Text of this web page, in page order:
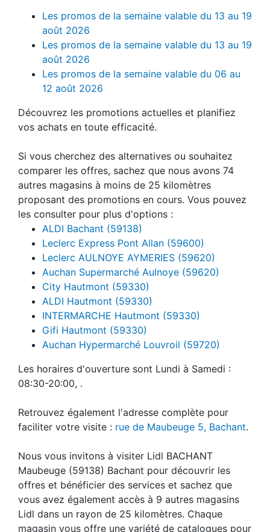
Les promos de la semaine valable du 13 au 19
août 2026
Les promos de la semaine valable du 13 au 19
août 2026
Les promos de la semaine valable du 06 au
12 août 2026
Découvrez les promotions actuelles et planifiez
vos achats en toute efficacité.
Si vous cherchez des alternatives ou souhaitez
comparer les offres, sachez que nous avons 74
autres magasins à moins de 25 kilomètres
proposant des promotions en cours. Vous pouvez
les consulter pour plus d'options :
ALDI Bachant (59138)
Leclerc Express Pont Allan (59600)
Leclerc AULNOYE AYMERIES (59620)
Auchan Supermarché Aulnoye (59620)
City Hautmont (59330)
ALDI Hautmont (59330)
INTERMARCHE Hautmont (59330)
Gifi Hautmont (59330)
Auchan Hypermarché Louvroil (59720)
Les horaires d'ouverture sont Lundi à Samedi :
08:30-20:00, .
Retrouvez également l'adresse complète pour
faciliter votre visite : rue de Maubeuge 5, Bachant.
Nous vous invitons à visiter Lidl BACHANT
Maubeuge (59138) Bachant pour découvrir les
offres et bénéficier des services et sachez que
vous avez également accès à 9 autres magasins
Lidl dans un rayon de 25 kilomètres. Chaque
magasin vous offre une variété de catalogues pour